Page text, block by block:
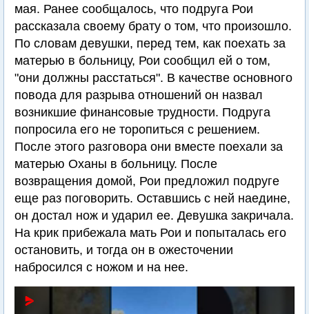
мая. Ранее сообщалось, что подруга Рои
рассказала своему брату о том, что произошло.
По словам девушки, перед тем, как поехать за
матерью в больницу, Рои сообщил ей о том,
"они должны расстаться". В качестве основного
повода для разрыва отношений он назвал
возникшие финансовые трудности. Подруга
попросила его не торопиться с решением.
После этого разговора они вместе поехали за
матерью Оханы в больницу. После
возвращения домой, Рои предложил подруге
еще раз поговорить. Оставшись с ней наедине,
он достал нож и ударил ее. Девушка закричала.
На крик прибежала мать Рои и попыталась его
остановить, и тогда он в ожесточении
набросился с ножом и на нее.